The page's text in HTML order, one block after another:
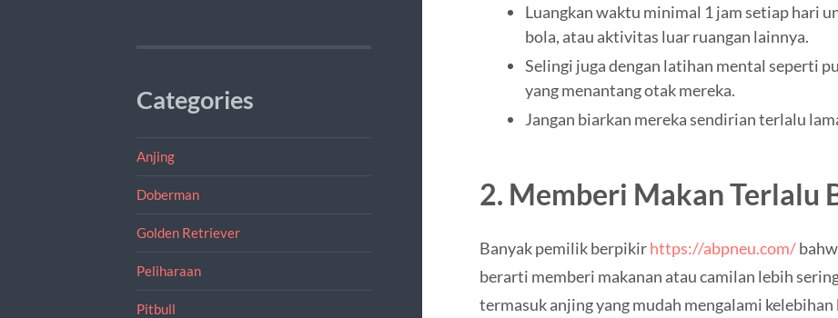
Categories
Anjing
Doberman
Golden Retriever
Peliharaan
Pitbull
Luangkan waktu minimal 1 jam setiap hari
bola, atau aktivitas luar ruangan lainnya.
Selingi juga dengan latihan mental seperti
yang menantang otak mereka.
Jangan biarkan mereka sendirian terlalu
2. Memberi Makan Terlalu
Banyak pemilik berpikirhttps://abpneu.com/
berarti memberi makanan atau camilan lebih
termasuk anjing yang mudah mengalami